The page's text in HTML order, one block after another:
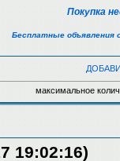
Покупка
Бесплатные объявления
максимальное
19:02:16)